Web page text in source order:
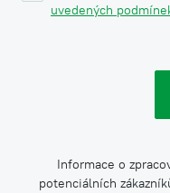
uvedených
Informace o
potenciálních